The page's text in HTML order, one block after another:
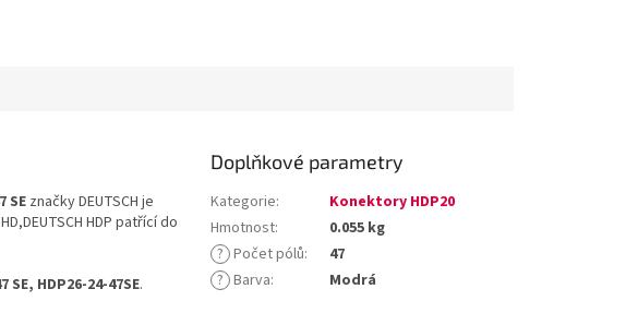
SEznačky DEUTSCH je
HDP patřící do
SE, HDP26-24-47SE.
Doplňkové parametry
Kategorie:
Konektory HDP20
Hmotnost:
0.055 kg
? Počet pólů:
47
? Barva: Modrá